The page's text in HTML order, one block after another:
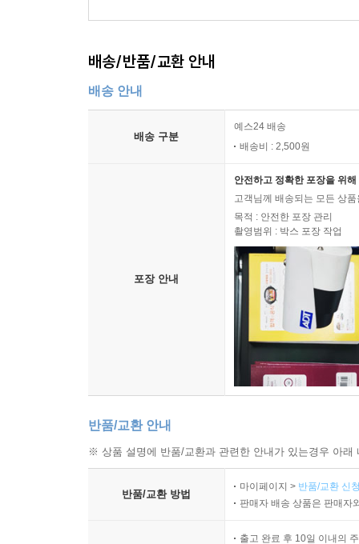
배송/반품/교환 안내
배송 안내
배송 구분
예스24 배송
배송비 : 2,500원
포장 안내
안전하고 정확한 포장을 위
고객님께 배송되는 모든 상
목적 : 안전한 포장 관리
촬영범위 : 박스 포장 작업
반품/교환 안내
※ 상품 설명에 반품/교환과 관련한 안내가 있는경우 아
반품/교환 방법
마이페이지 > 반품/교환 신
판매자 배송 상품은 판매자
출고 완료 후 10일 이내의